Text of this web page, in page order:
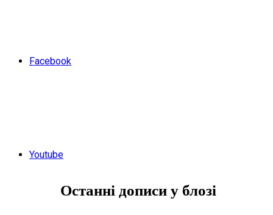
Facebook
Youtube
Останні дописи у блозі